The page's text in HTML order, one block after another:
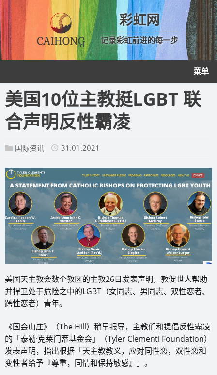
彩虹网
记录彩虹前进的每一步
菜单
美国10位主教挺LGBT 联
合声明反性霸凌
国际资讯 31.01.2021
美国天主教会数个教区的主教26日发表声明，敦促世人帮助
并捍卫处于危险之中的LGBT（女同志、男同志、双性恋者、
跨性恋者）青年。
《国会山庄》（The Hill）稍早报导，主教们和提倡反性霸凌
的「泰勒·克莱门蒂基金会」（Tyler Clementi Foundation）
发表声明，指出根据「天主教教义，应对同性恋，双性恋和
变性者给予『尊重，同情和保持敏感』」。